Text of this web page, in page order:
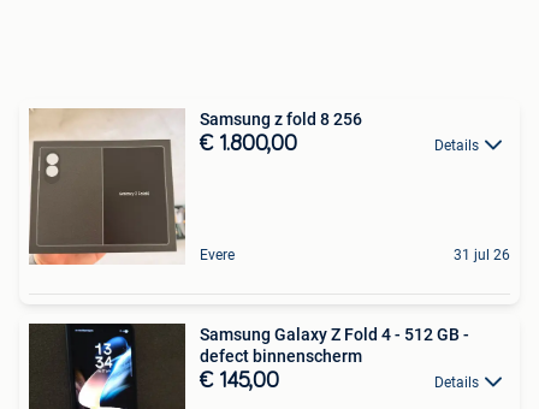
Samsung z fold 8 256
€ 1.800,00 Details
Evere 31 jul 26
Samsung Galaxy Z Fold 4 - 512 GB -
defect binnenscherm
€ 145,00 Details